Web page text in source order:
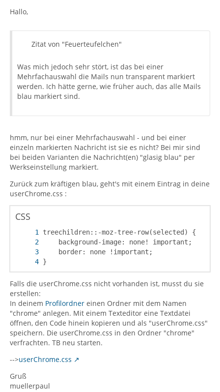
Hallo,
Zitat von "Feuerteufelchen"
Was mich jedoch sehr stört, ist das bei einer
Mehrfachauswahl die Mails nun transparent markiert
werden. Ich hätte gerne, wie früher auch, das alle Mails
blau markiert sind.
hmm, nur bei einer Mehrfachauswahl - und bei einer
einzeln markierten Nachricht ist sie es nicht? Bei mir sind
bei beiden Varianten die Nachricht(en) "glasig blau" per
Werkseinstellung markiert.
Zurück zum kräftigen blau, geht's mit einem Eintrag in deine
userChrome.css :
CSS
}
Falls die userChrome.css nicht vorhanden ist, musst du sie
erstellen:
In deinem Profilordner einen Ordner mit dem Namen
"chrome" anlegen. Mit einem Texteditor eine Textdatei
öffnen, den Code hinein kopieren und als "userChrome.css"
speichern. Die userChrome.css in den Ordner "chrome"
verfrachten. TB neu starten.
-->userChrome.css
Gruß
muellerpaul